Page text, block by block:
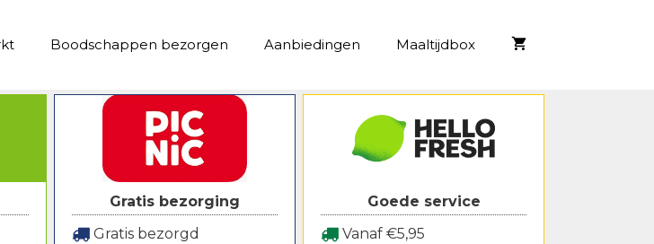
Boodschappen bezorgen Aanbiedingen Maaltijdbox
Gratis bezorging
Gratis bezorgd
Goede service
Vanaf €5,95